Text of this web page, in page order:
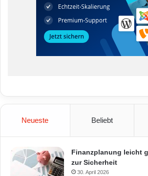
Neueste Beliebt
Finanzplanung leicht
zur Sicherheit
30. April 2026